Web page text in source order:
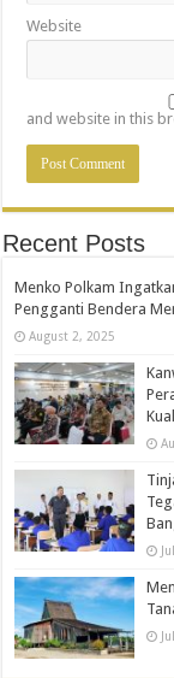
Website
and website in this
Recent Posts
Menko Polkam
Pengganti Bendera
August 2, 2025